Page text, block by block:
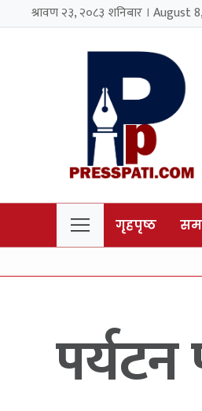
श्रावण २३, २०८३ शनिबार । August
गृहपृष्ठ